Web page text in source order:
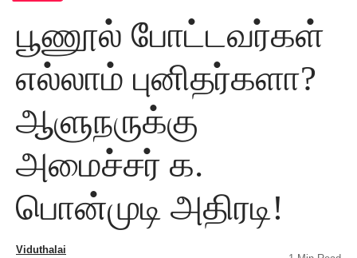
பூணூல் போட்டவர்கள்
எல்லாம் புனிதர்களா?
ஆளுநருக்கு
அமைச்சர் க.
பொன்முடி அதிரடி!
Viduthalai